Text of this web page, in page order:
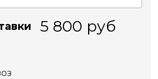
5 800 руб